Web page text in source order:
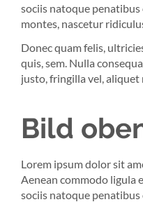
sociis natoque
montes, nascetur
Donec quam felis,
quis, sem. Nulla
justo, fringilla vel, aliquet
Bild
Lorem ipsum dolor sit
Aenean commodo ligula
sociis natoque